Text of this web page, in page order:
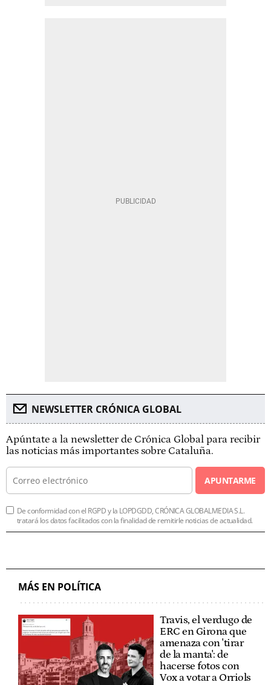
NEWSLETTER CRÓNICA GLOBAL
Apúntate a la newsletter de Crónica Global para recibir
las noticias más importantes sobre Cataluña.
APUNTARME
De conformidad con el RGPD y la LOPDGDD, CRÓNICA GLOBALMEDIA S.L.
tratará los datos facilitados con la finalidad de remitirle noticias de actualidad.
MÁS EN POLÍTICA
Travis, el verdugo de
ERC en Girona que
amenaza con 'tirar
de la manta': de
hacerse fotos con
Vox a votar a Orriols